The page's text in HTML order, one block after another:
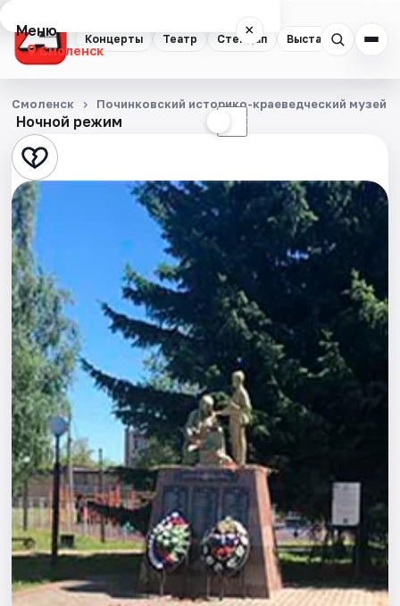
Концерты Театр Стендап Выставки
Меню ×
Смоленск
Концерты
Театр
Стендап
Выставки
Экскурсии
Спорт
События
Города
Площадки
Артисты
Рейтинги
Ночной режим ☾
Смоленск Починковский историко-краеведческий музей